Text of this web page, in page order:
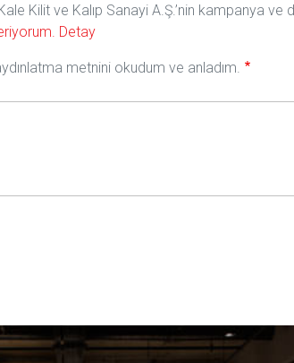
Kilit ve Kalıp Sanayi A.Ş.’nin kampanya ve
Detay
metnini okudum ve anladım.